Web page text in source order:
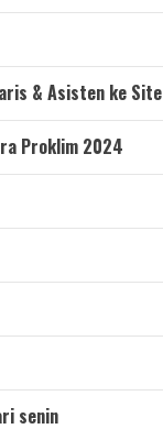
& Asisten ke Site
Proklim 2024
senin